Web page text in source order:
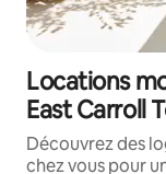
Locations
East Carroll
Découvrez des
chez vous pour